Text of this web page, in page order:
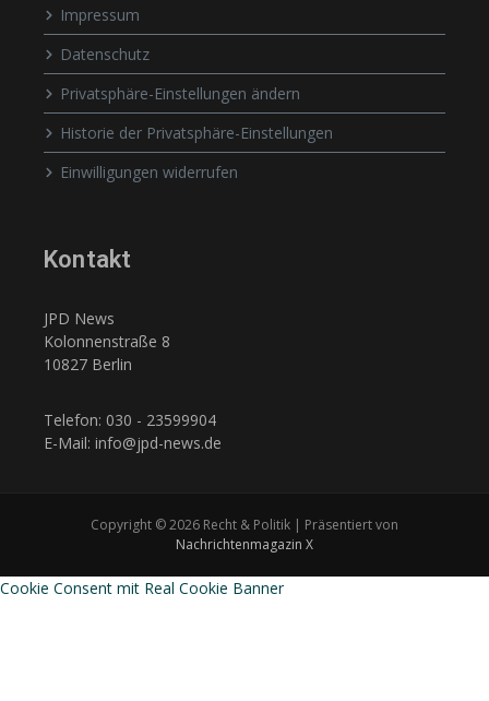
Impressum
Datenschutz
Privatsphäre-Einstellungen ändern
Historie der Privatsphäre-Einstellungen
Einwilligungen widerrufen
Kontakt
JPD News
Kolonnenstraße 8
10827 Berlin
Telefon: 030 - 23599904
E-Mail: info@jpd-news.de
Copyright © 2026 Recht & Politik | Präsentiert von
Nachrichtenmagazin X
Cookie Consent mit Real Cookie Banner